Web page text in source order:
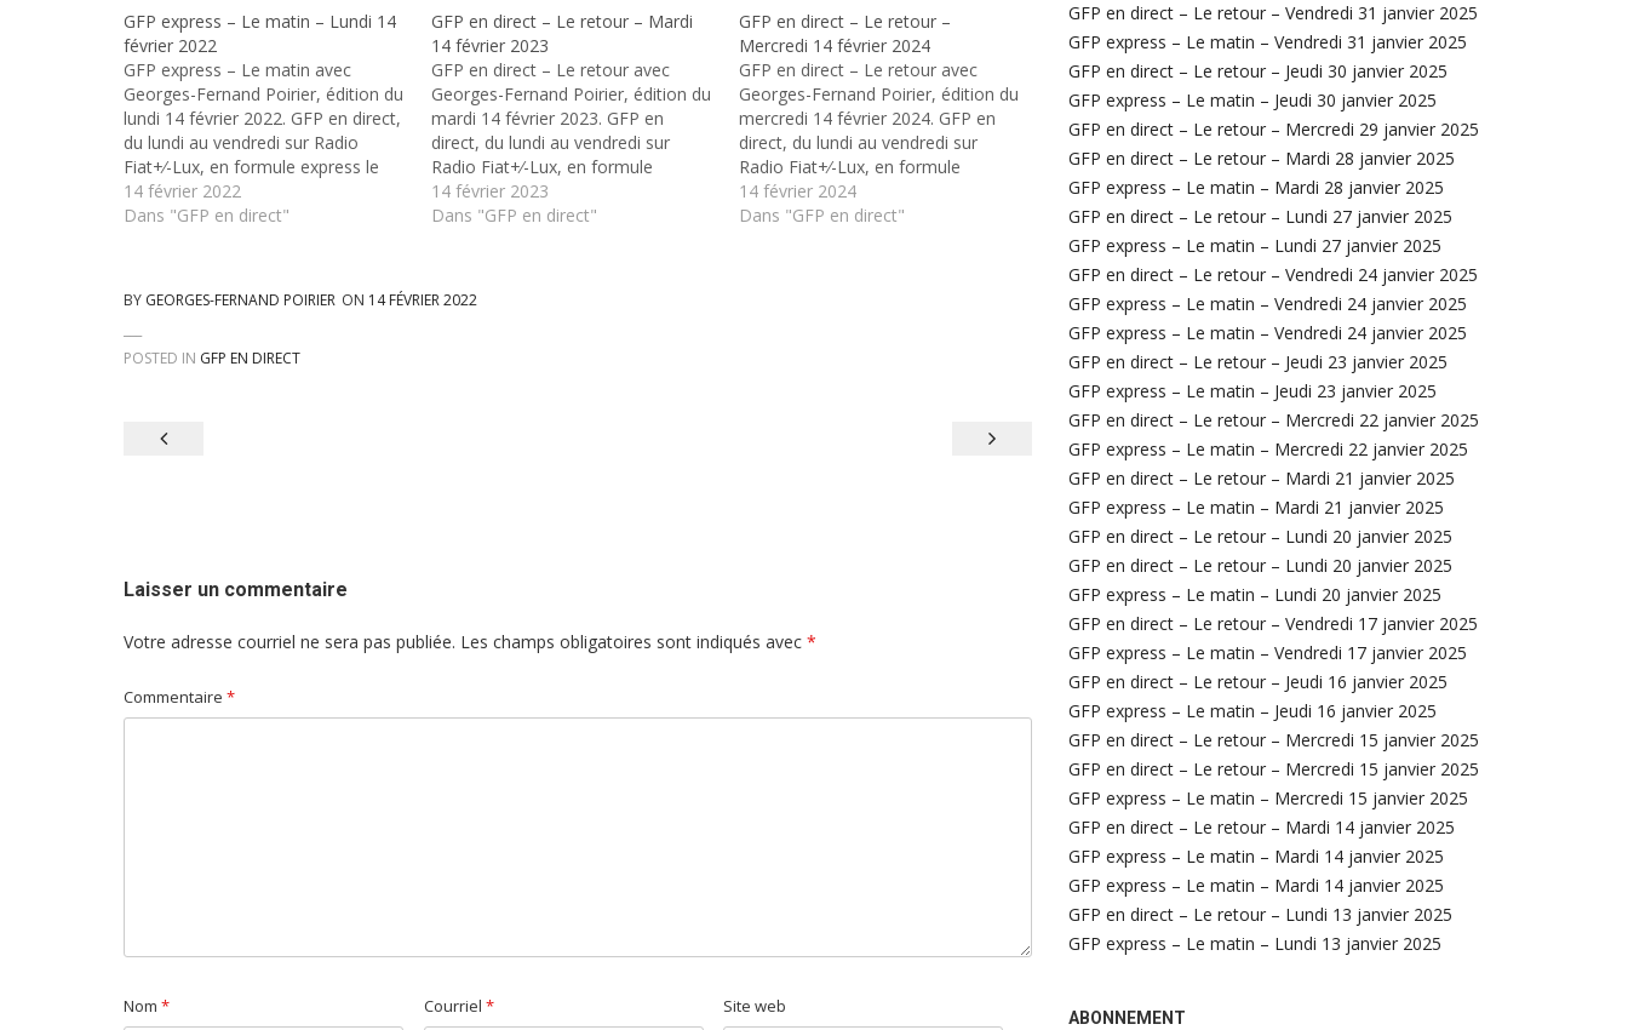
GFP express – Le matin – Lundi 14
février 2022
GFP express – Le matin avec
Georges-Fernand Poirier, édition du
lundi 14 février 2022. GFP en direct,
du lundi au vendredi sur Radio
Fiat+⁄-Lux, en formule express le
matin de 8h à 8h40, et au retour de
16h à 18h
14 février 2022
Dans "GFP en direct"
GFP en direct – Le retour – Mardi
14 février 2023
GFP en direct – Le retour avec
Georges-Fernand Poirier, édition du
mardi 14 février 2023. GFP en
direct, du lundi au vendredi sur
Radio Fiat+⁄-Lux, en formule
express le matin de 8h à 8h40, et
au retour de 16h à 18h
14 février 2023
Dans "GFP en direct"
GFP en direct – Le retour –
Mercredi 14 février 2024
GFP en direct – Le retour avec
Georges-Fernand Poirier, édition du
mercredi 14 février 2024. GFP en
direct, du lundi au vendredi sur
Radio Fiat+⁄-Lux, en formule
express le matin de 8h à 8h40, et
au retour de 16h à 18h
14 février 2024
Dans "GFP en direct"
BY GEORGES-FERNAND POIRIER ON 14 FÉVRIER 2022
POSTED IN GFP EN DIRECT
Navigation
Laisser un commentaire
Votre adresse courriel ne sera pas publiée. Les champs obligatoires sont indiqués avec *
Commentaire *
Nom * Courriel * Site web
GFP en direct – Le retour – Vendredi 31 janvier 2025
GFP express – Le matin – Vendredi 31 janvier 2025
GFP en direct – Le retour – Jeudi 30 janvier 2025
GFP express – Le matin – Jeudi 30 janvier 2025
GFP en direct – Le retour – Mercredi 29 janvier 2025
GFP en direct – Le retour – Mardi 28 janvier 2025
GFP express – Le matin – Mardi 28 janvier 2025
GFP en direct – Le retour – Lundi 27 janvier 2025
GFP express – Le matin – Lundi 27 janvier 2025
GFP en direct – Le retour – Vendredi 24 janvier 2025
GFP express – Le matin – Vendredi 24 janvier 2025
GFP express – Le matin – Vendredi 24 janvier 2025
GFP en direct – Le retour – Jeudi 23 janvier 2025
GFP express – Le matin – Jeudi 23 janvier 2025
GFP en direct – Le retour – Mercredi 22 janvier 2025
GFP express – Le matin – Mercredi 22 janvier 2025
GFP en direct – Le retour – Mardi 21 janvier 2025
GFP express – Le matin – Mardi 21 janvier 2025
GFP en direct – Le retour – Lundi 20 janvier 2025
GFP en direct – Le retour – Lundi 20 janvier 2025
GFP express – Le matin – Lundi 20 janvier 2025
GFP en direct – Le retour – Vendredi 17 janvier 2025
GFP express – Le matin – Vendredi 17 janvier 2025
GFP en direct – Le retour – Jeudi 16 janvier 2025
GFP express – Le matin – Jeudi 16 janvier 2025
GFP en direct – Le retour – Mercredi 15 janvier 2025
GFP en direct – Le retour – Mercredi 15 janvier 2025
GFP express – Le matin – Mercredi 15 janvier 2025
GFP en direct – Le retour – Mardi 14 janvier 2025
GFP express – Le matin – Mardi 14 janvier 2025
GFP express – Le matin – Mardi 14 janvier 2025
GFP en direct – Le retour – Lundi 13 janvier 2025
GFP express – Le matin – Lundi 13 janvier 2025
ABONNEMENT